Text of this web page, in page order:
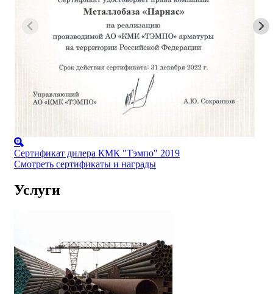
Сертификат дилера КМК "Тэмпо" 2019
Смотреть сертификаты и награды
Услуги